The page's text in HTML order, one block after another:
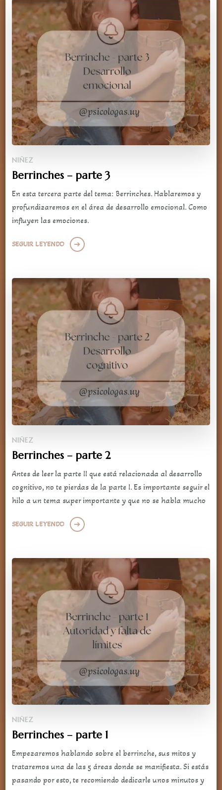
NIÑEZ
Berrinches – parte 3
En esta tercera parte del tema: Berrinches. Hablaremos y
profundizaremos en el área de desarrollo emocional. Como
influyen las emociones.
SEGUIR LEYENDO
NIÑEZ
Berrinches – parte 2
Antes de leer la parte II que está relacionada al desarrollo
cognitivo, no te pierdas de la parte I. Es importante seguir el
hilo a un tema super importante y que no se habla mucho
SEGUIR LEYENDO
NIÑEZ
Berrinches – parte 1
Empezaremos hablando sobre el berrinche, sus mitos y
trataremos una de las 5 áreas donde se manifiesta. Si estás
pasando por esto, te recomiendo dedicarle unos minutos y